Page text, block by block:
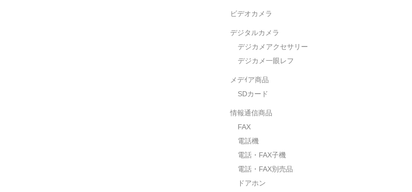
ビデオカメラ
デジタルカメラ
デジカメアクセサリー
デジカメ一眼レフ
メデｲア商品
SDカード
情報通信商品
FAX
電話機
電話・FAX子機
電話・FAX別売品
ドアホン